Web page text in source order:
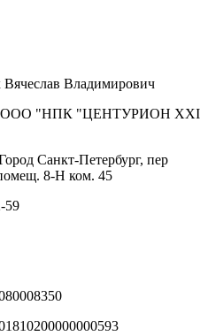
Вячеслав Владимирович
ООО "НПК "ЦЕНТУРИОН XXI
Санкт-Петербург, пер
8-Н ком. 45
59